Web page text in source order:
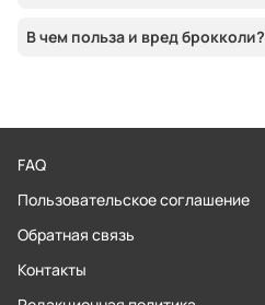
В чем польза и вред брокколи?
FAQ
Пользовательское соглашение
Обратная связь
Контакты